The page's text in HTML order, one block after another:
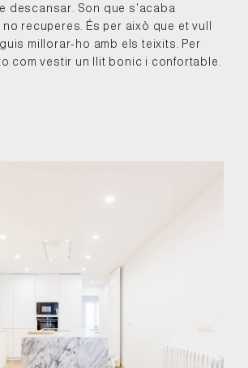
descansar. Son que s'acaba
recuperes. És per això que et vull
millorar-ho amb els teixits. Per
com vestir un llit bonic i confortable.